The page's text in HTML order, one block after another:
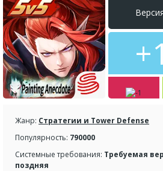
Жанр: Стратегии и Tower Defense
Популярность: 790000
Системные требования: Требуемая
поздняя